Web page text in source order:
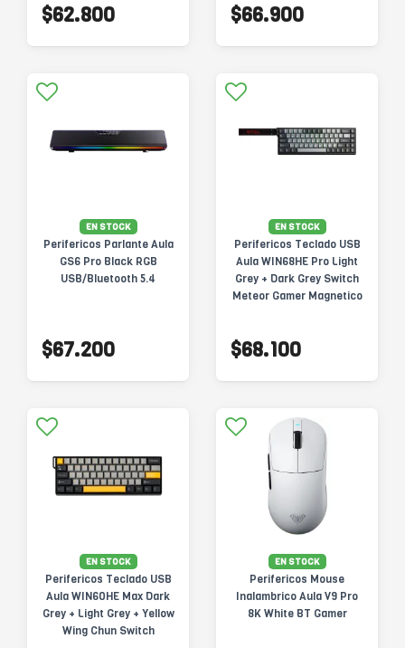
$62.800 $66.900
EN STOCK
Perifericos Parlante Aula
GS6 Pro Black RGB
USB/Bluetooth 5.4
$67.200
EN STOCK
Perifericos Teclado USB
Aula WIN68HE Pro Light
Grey + Dark Grey Switch
Meteor Gamer Magnetico
$68.100
EN STOCK
Perifericos Teclado USB
Aula WIN60HE Max Dark
Grey + Light Grey + Yellow
Wing Chun Switch
EN STOCK
Perifericos Mouse
Inalambrico Aula V9 Pro
8K White BT Gamer